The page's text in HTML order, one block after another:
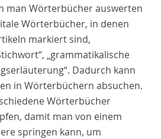
man Wörterbücher auswerten
Wörterbücher, in denen
markiert sind,
„grammatikalische
Dadurch kann
in Wörterbüchern absuchen.
Wörterbücher
damit man von einem
springen kann, um